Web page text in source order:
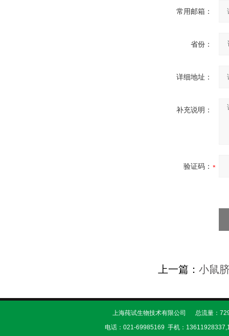
常用邮箱：
省份：
详细地址：
补充说明：
验证码：
上一篇： 小鼠
上海莼试生物技术有限公司 总流量：
电话：021-69985169 手机：